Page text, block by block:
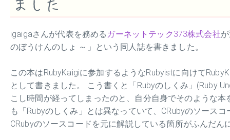
ました
igaigaさんが代表を務める ガーネットテック373株式会社
のぼうけんのしょ ～」という同人誌を書きました。
この本はRubyKaigiに参加するようなRubyistに向けて
として書きました。 こう書くと「Rubyのしくみ」(Ruby
こし時間が経ってしまったのと、自分自身でそのような
も「Rubyのしくみ」とは異なっていて、CRubyのソース
CRubyのソースコードを元に解説している箇所がふんだん